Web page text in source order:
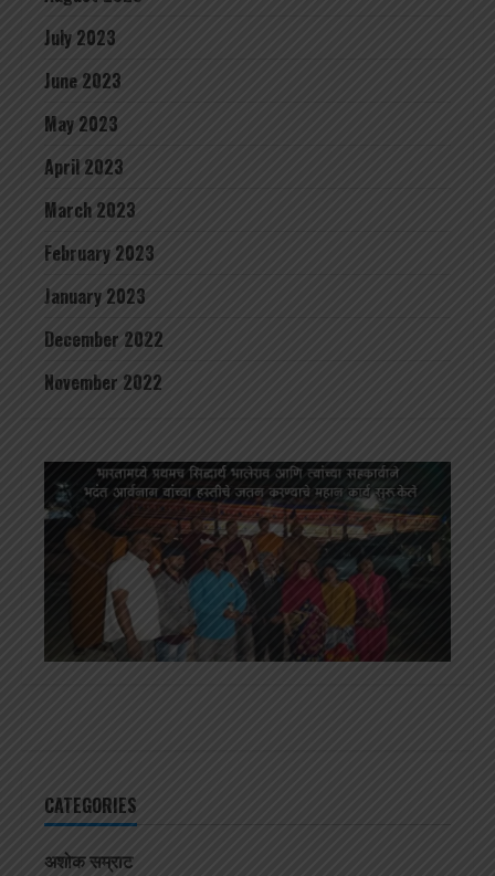
July 2023
June 2023
May 2023
April 2023
March 2023
February 2023
January 2023
December 2022
November 2022
CATEGORIES
अशोक सम्राट